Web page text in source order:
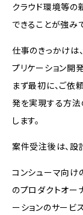
クラウド環境等の
できることが強み
仕事のきっかけは
プリケーション開
まず最初に、ご依
発を実現する方法
します。
案件受注後は、設
コンシューマ向け
のプロダクトオー
ーションのサービ